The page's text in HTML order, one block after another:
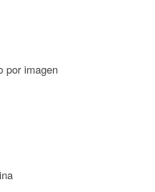
por imagen